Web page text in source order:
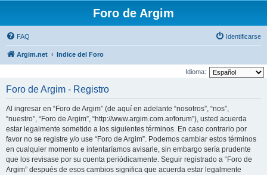
Foro de Argim
FAQ Identificarse
Argim.net Indice del Foro
Idioma:
Foro de Argim - Registro
Al ingresar en “Foro de Argim” (de aquí en adelante “nosotros”, “nos”,
“nuestro”, “Foro de Argim”, “http://www.argim.com.ar/forum”), usted acuerda
estar legalmente sometido a los siguientes términos. En caso contrario por
favor no se registre y/o use “Foro de Argim”. Podemos cambiar estos términos
en cualquier momento e intentaríamos avisarle, sin embargo sería prudente
que los revisase por su cuenta periódicamente. Seguir registrado a “Foro de
Argim” después de esos cambios significa que acuerda estar legalmente